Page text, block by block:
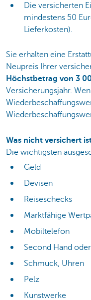
Die versicherten
mindestens 50
Lieferkosten).
Sie erhalten eine
Neupreis Ihrer
Höchstbetrag von 3
Versicherungsjahr.
Was nicht versichert
Die wichtigsten
Geld
Devisen
Reiseschecks
Marktfähige
Mobiltelefon
Second Hand
Schmuck, Uhren
Pelz
Kunstwerke